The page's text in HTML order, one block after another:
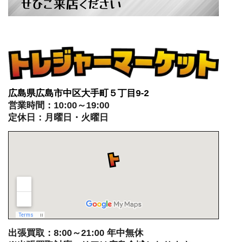
ぜひご来店ください
広島県広島市中区大手町５丁目9-2
営業時間：10:00～19:00
定休日：月曜日・火曜日
出張買取：8:00～21:00 年中無休